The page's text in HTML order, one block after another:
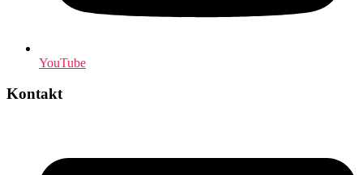
YouTube
Kontakt